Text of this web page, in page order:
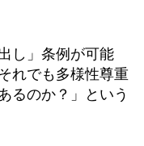
し」条例が可能
れでも多様性尊重
るのか？」という